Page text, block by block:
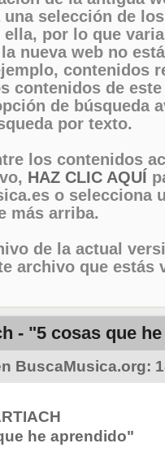
selección de
por lo que
nueva web no
contenidos
contenidos de
de búsqueda
por texto.
los contenidos
HAZ CLIC AQUÍ
o selecciona
más arriba.
de la actual
archivo que
- "5 cosas que
BuscaMusica.org:
he aprendido"